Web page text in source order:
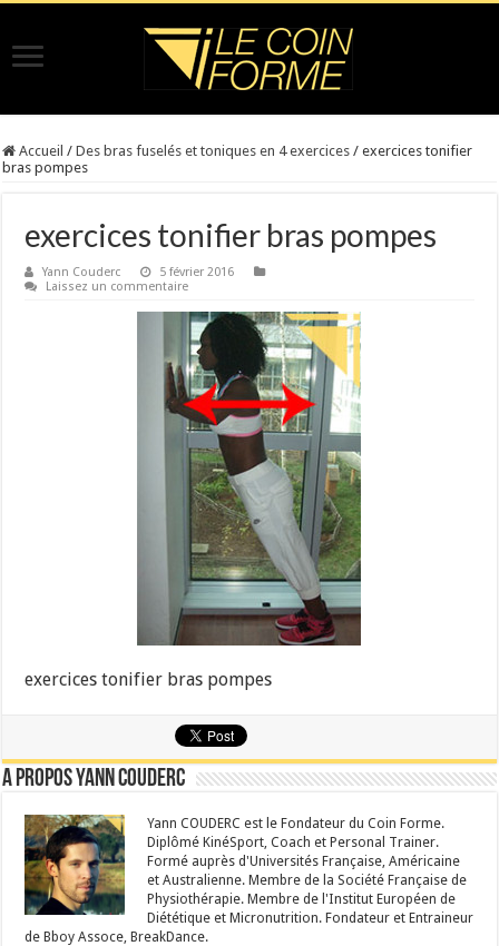
Accueil / Des bras fuselés et toniques en 4 exercices / exercices tonifier
bras pompes
exercices tonifier bras pompes
Yann Couderc
5 février 2016
Laissez un commentaire
exercices tonifier bras pompes
A propos Yann Couderc
Yann COUDERC est le Fondateur du Coin Forme.
Diplômé KinéSport, Coach et Personal Trainer.
Formé auprès d'Universités Française, Américaine
et Australienne. Membre de la Société Française de
Physiothérapie. Membre de l'Institut Européen de
Diététique et Micronutrition. Fondateur et Entraineur
de Bboy Assoce, BreakDance.